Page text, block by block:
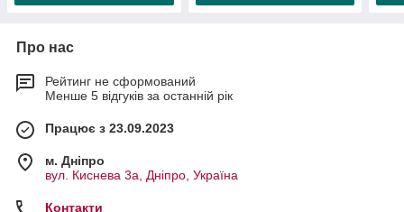
Про нас
Рейтинг не сформований
Менше 5 відгуків за останній рік
Працює з 23.09.2023
м. Дніпро
вул. Киснева 3а, Дніпро, Україна
Контакти